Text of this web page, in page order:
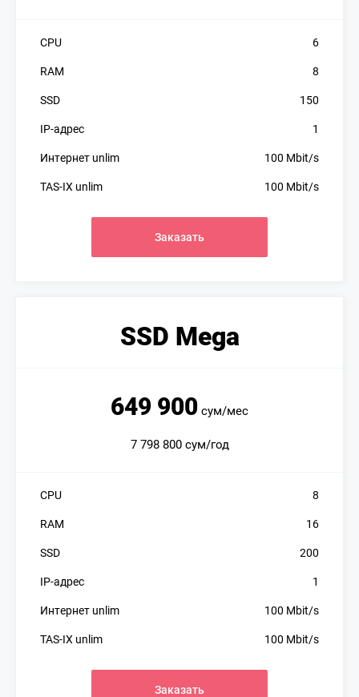
CPU 6
RAM 8
SSD 150
IP-адрес 1
Интернет unlim 100 Mbit/s
TAS-IX unlim 100 Mbit/s
Заказать
SSD Mega
649 900 сум/мес
7 798 800 сум/год
CPU 8
RAM 16
SSD 200
IP-адрес 1
Интернет unlim 100 Mbit/s
TAS-IX unlim 100 Mbit/s
Заказать